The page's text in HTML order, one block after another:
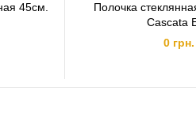
45см.
Полочка
Cascata
0 грн.